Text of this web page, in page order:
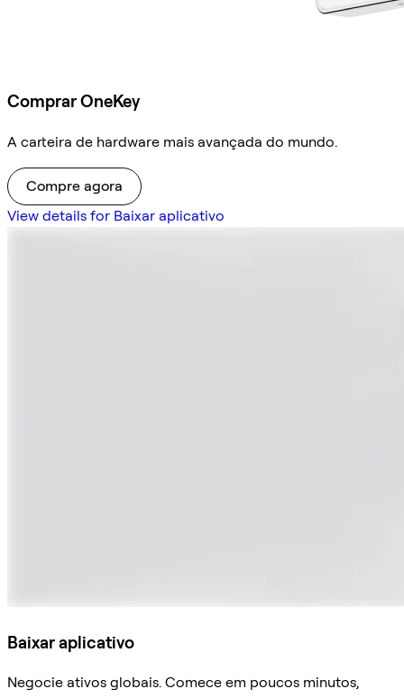
Comprar OneKey
A carteira de hardware mais avançada do mundo.
Compre agora
View details for Baixar aplicativo
Baixar aplicativo
Negocie ativos globais. Comece em poucos minutos,